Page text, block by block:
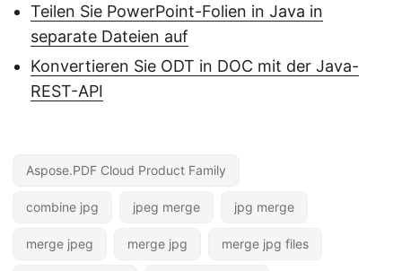
Teilen Sie PowerPoint-Folien in Java in
separate Dateien auf
Konvertieren Sie ODT in DOC mit der Java-
REST-API
Aspose.PDF Cloud Product Family
combine jpg jpeg merge jpg merge
merge jpeg merge jpg merge jpg files